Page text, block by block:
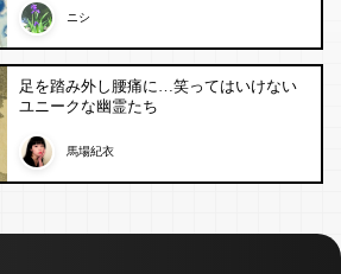
ニシ
足を踏み外し腰痛に…笑ってはいけない
ユニークな幽霊たち
馬場紀衣